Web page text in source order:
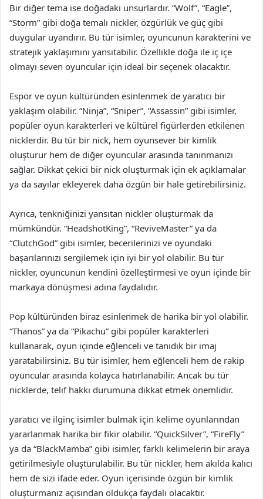
Bir diğer tema ise doğadaki unsurlardır. “Wolf”, “Eagle”,
“Storm” gibi doğa temalı nickler, özgürlük ve güç gibi
duygular uyandırır. Bu tür isimler, oyuncunun karakterini ve
stratejik yaklaşımını yansıtabilir. Özellikle doğa ile iç içe
olmayı seven oyuncular için ideal bir seçenek olacaktır.
Espor ve oyun kültüründen esinlenmek de yaratıcı bir
yaklaşım olabilir. “Ninja”, “Sniper”, “Assassin” gibi isimler,
popüler oyun karakterleri ve kültürel figürlerden etkilenen
nicklerdir. Bu tür bir nick, hem oyunsever bir kimlik
oluşturur hem de diğer oyuncular arasında tanınmanızı
sağlar. Dikkat çekici bir nick oluşturmak için ek açıklamalar
ya da sayılar ekleyerek daha özgün bir hale getirebilirsiniz.
Ayrıca, tenkniğinizi yansıtan nickler oluşturmak da
mümkündür. “HeadshotKing”, “ReviveMaster” ya da
“ClutchGod” gibi isimler, becerilerinizi ve oyundaki
başarılarınızı sergilemek için iyi bir yol olabilir. Bu tür
nickler, oyuncunun kendini özelleştirmesi ve oyun içinde bir
markaya dönüşmesi adına faydalıdır.
Pop kültüründen biraz esinlenmek de harika bir yol olabilir.
“Thanos” ya da “Pikachu” gibi popüler karakterleri
kullanarak, oyun içinde eğlenceli ve tanıdık bir imaj
yaratabilirsiniz. Bu tür isimler, hem eğlenceli hem de rakip
oyuncular arasında kolayca hatırlanabilir. Ancak bu tür
nicklerde, telif hakkı durumuna dikkat etmek önemlidir.
yaratıcı ve ilginç isimler bulmak için kelime oyunlarından
yararlanmak harika bir fikir olabilir. “QuickSilver”, “FireFly”
ya da “BlackMamba” gibi isimler, farklı kelimelerin bir araya
getirilmesiyle oluşturulabilir. Bu tür nickler, hem akılda kalıcı
hem de sizi ifade eder. Oyun içerisinde özgün bir kimlik
oluşturmanız açısından oldukça faydalı olacaktır.